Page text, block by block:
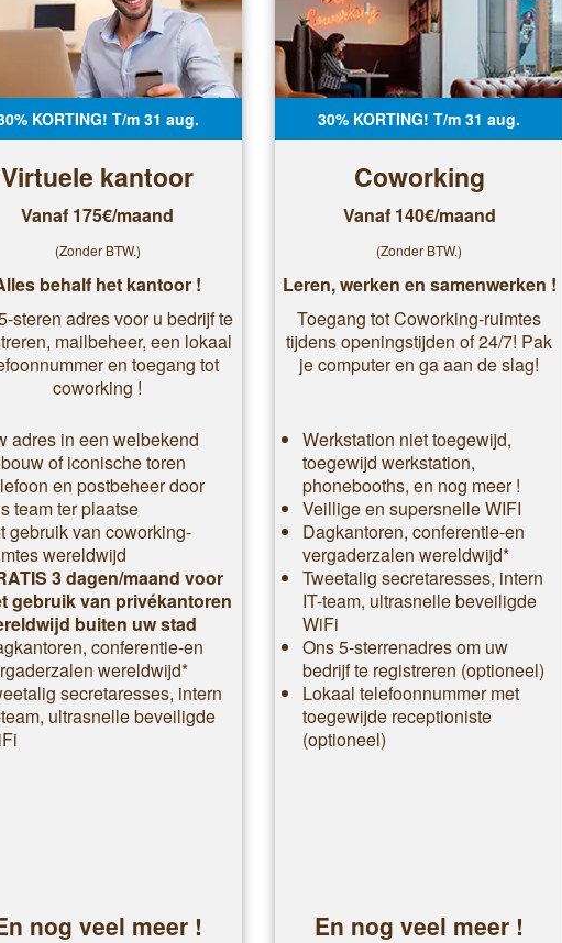
KORTING! T/m 31 aug.
Virtuele kantoor
Vanaf 175€/maand
(Zonder BTW.)
behalf het kantoor !
steren adres voor u bedrijf te
mailbeheer, een lokaal
en toegang tot
coworking !
adres in een welbekend
of iconische toren
en postbeheer door
team ter plaatse
gebruik van coworking-
wereldwijd
3 dagen/maand voor
gebruik van privékantoren
buiten uw stad
conferentie-en
wereldwijd*
secretaresses, intern
ultrasnelle beveiligde
nog veel meer !
30% KORTING! T/m 31 aug.
Coworking
Vanaf 140€/maand
(Zonder BTW.)
Leren, werken en samenwerken !
Toegang tot Coworking-ruimtes
tijdens openingstijden of 24/7! Pak
je computer en ga aan de slag!
Werkstation niet toegewijd,
toegewijd werkstation,
phonebooths, en nog meer !
Veillige en supersnelle WIFI
Dagkantoren, conferentie-en
vergaderzalen wereldwijd*
Tweetalig secretaresses, intern
IT-team, ultrasnelle beveiligde
WiFi
Ons 5-sterrenadres om uw
bedrijf te registreren (optioneel)
Lokaal telefoonnummer met
toegewijde receptioniste
(optioneel)
En nog veel meer !